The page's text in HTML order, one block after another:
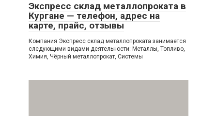
Экспресс склад металлопроката в
Кургане — телефон, адрес на
карте, прайс, отзывы
Компания Экспресс склад металлопроката занимается
следующими видами деятельности: Металлы, Топливо,
Химия, Чёрный металлопрокат, Системы